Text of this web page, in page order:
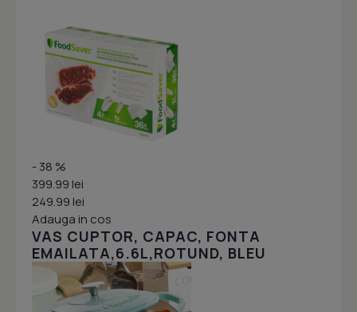
- 38 %
399.99 lei
249.99 lei
Adauga in cos
VAS CUPTOR, CAPAC, FONTA
EMAILATA,6.6L,ROTUND, BLEU